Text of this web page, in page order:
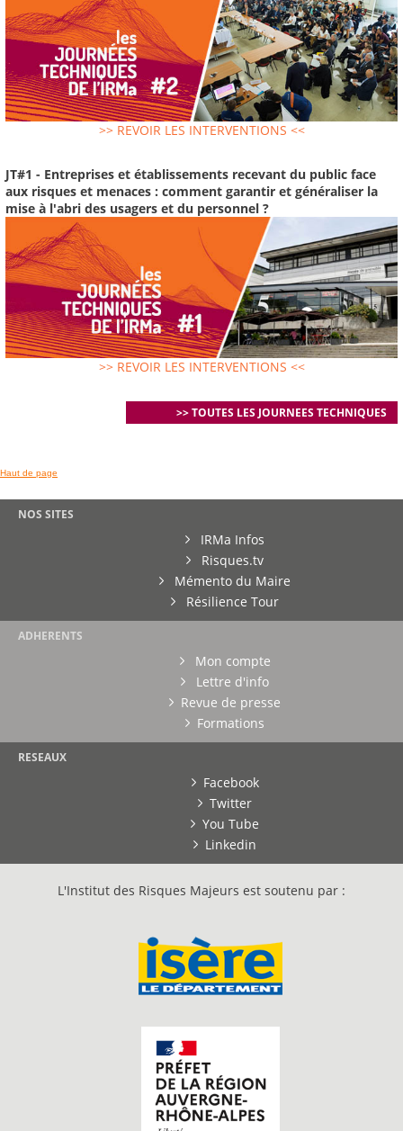
>> REVOIR LES INTERVENTIONS <<
JT#1 - Entreprises et établissements recevant du public face
aux risques et menaces : comment garantir et généraliser la
mise à l'abri des usagers et du personnel ?
>> REVOIR LES INTERVENTIONS <<
>> TOUTES LES JOURNEES TECHNIQUES
Haut de page
NOS SITES
IRMa Infos
Risques.tv
Mémento du Maire
Résilience Tour
ADHERENTS
Mon compte
Lettre d'info
Revue de presse
Formations
RESEAUX
Facebook
Twitter
You Tube
Linkedin
L'Institut des Risques Majeurs est soutenu par :